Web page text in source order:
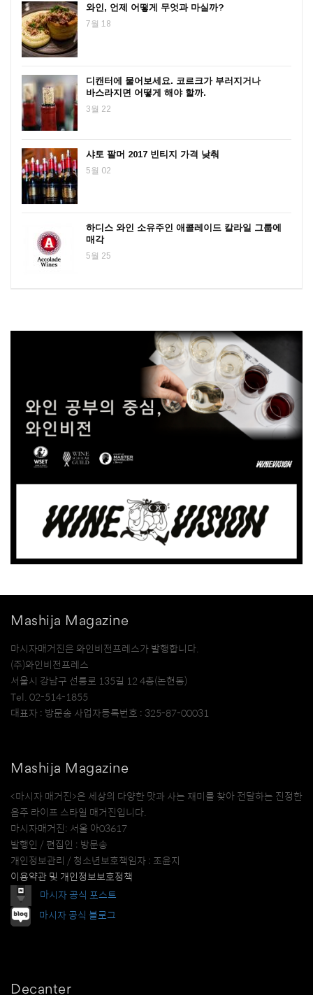
와인, 언제 어떻게 무엇과 마실까?
7월 18
디캔터에 물어보세요. 코르크가 부러지거나
바스라지면 어떻게 해야 할까.
3월 22
샤토 팔머 2017 빈티지 가격 낮춰
5월 02
하디스 와인 소유주인 애콜레이드 칼라일 그룹에
매각
5월 25
Mashija Magazine
마시자매거진은 와인비전프레스가 발행합니다.
(주)와인비전프레스
서울시 강남구 선릉로 135길 12 4층(논현동)
Tel. 02-514-1855
대표자 : 방문송 사업자등록번호 : 325-87-00031
Mashija Magazine
<마시자 매거진>은 세상의 다양한 맛과 사는 재미를 찾아 전달하는 진정한
음주 라이프 스타일 매거진입니다.
마시자매거진: 서울 아03617
발행인 / 편집인 : 방문송
개인정보관리 / 청소년보호책임자 : 조윤지
이용약관 및 개인정보보호정책
마시자 공식 포스트
마시자 공식 블로그
Decanter